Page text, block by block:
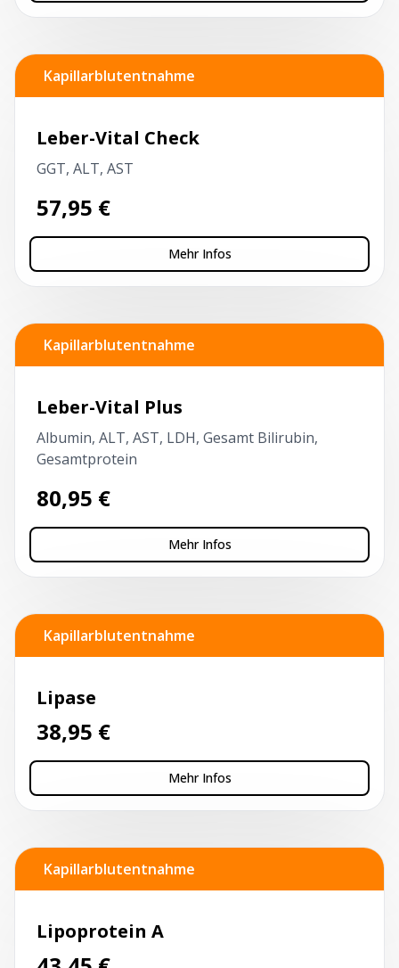
Kapillarblutentnahme
Leber-Vital Check
GGT, ALT, AST
57,95 €
Mehr Infos
Kapillarblutentnahme
Leber-Vital Plus
Albumin, ALT, AST, LDH, Gesamt Bilirubin,
Gesamtprotein
80,95 €
Mehr Infos
Kapillarblutentnahme
Lipase
38,95 €
Mehr Infos
Kapillarblutentnahme
Lipoprotein A